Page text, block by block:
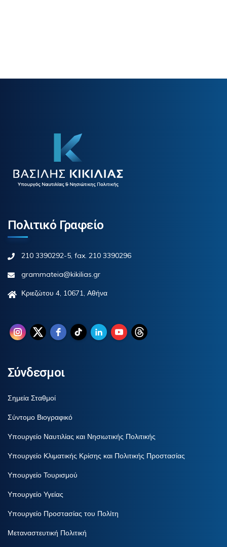
Πολιτικό Γραφείο
210 3390292-5, fax. 210 3390296
grammateia@kikilias.gr
Κριεζώτου 4, 10671, Αθήνα
Σύνδεσμοι
Σημεία Σταθμοί
Σύντομο Βιογραφικό
Υπουργείο Ναυτιλίας και Νησιωτικής Πολιτικής
Υπουργείο Κλιματικής Κρίσης και Πολιτικής Προστασίας
Υπουργείο Τουρισμού
Υπουργείο Υγείας
Υπουργείο Προστασίας του Πολίτη
Μεταναστευτική Πολιτική